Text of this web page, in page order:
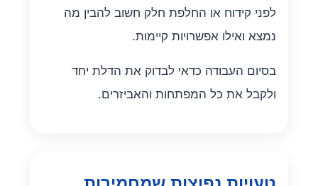
לפני קידוח או החלפת חלק חשוב להבין מה
נמצא ואילו אפשרויות קיימות.
בסיום העבודה כדאי לבדוק את הדלת יחד
ולקבל את כל המפתחות והאביזרים.